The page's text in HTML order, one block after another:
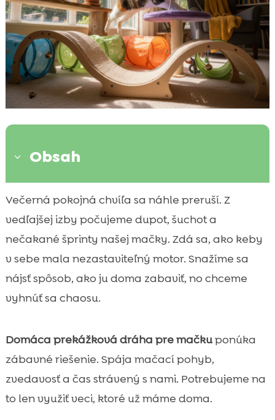
3 Obsah
 Prečo je prekážková dráha pre mačku
skvelý nápad doma

Pre aké mačky je domáci agility tréning
tréningu
Kam doma umiestniť dráhu a ako pripraviť
 Materiály a pomôcky, ktoré máme často už
doma
 DIY prekážky z krabíc, stoličiek a textílií
Škrabadlá, police a vertikálny priestor ako
Večerná pokojná chvíľa sa náhle preruší. Z
vedľajšej izby počujeme dupot, šuchot a
nečakané šprinty našej mačky. Zdá sa, ako keby
v sebe mala nezastaviteľný motor. Snažíme sa
nájsť spôsob, ako ju doma zabaviť, no chceme
vyhnúť sa chaosu.
Domáca prekážková dráha pre mačkuponúka
zábavné riešenie. Spája mačací pohyb,
zvedavosť a čas strávený s nami. Potrebujeme na
to len využiť veci, ktoré už máme doma.